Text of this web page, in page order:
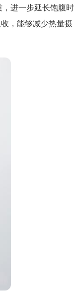
进一步延长饱腹时
，能够减少热量摄